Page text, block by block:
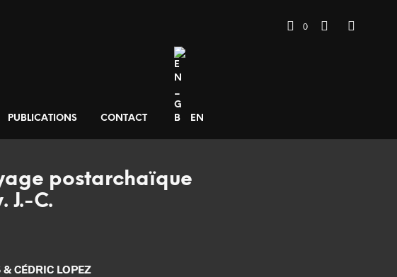
PUBLICATIONS CONTACT EN
0
postarchaïque
J.-C.
CÉDRIC LOPEZ